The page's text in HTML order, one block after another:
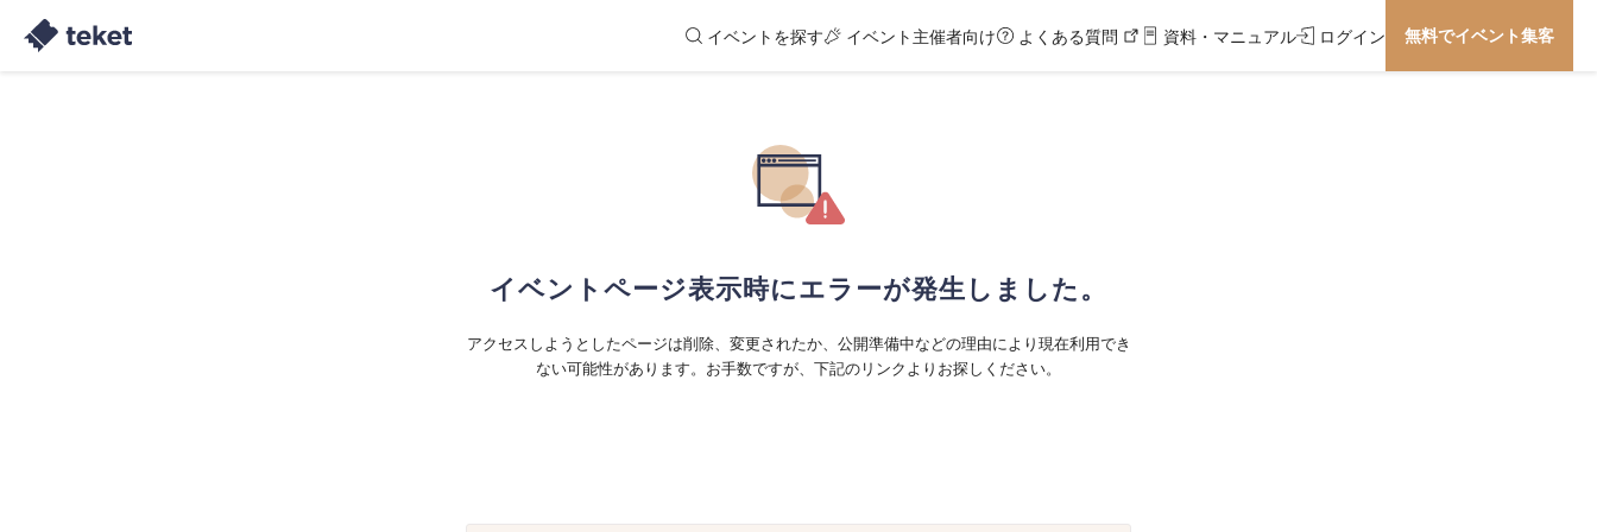
イベントを探す イベント主催者向け よくある質問 資料・マニュアル ログイン 無料でイベント集客
イベントページ表示時にエラーが発生しました。
アクセスしようとしたページは削除、変更されたか、公開準備中などの理由により現在利用でき
ない可能性があります。お手数ですが、下記のリンクよりお探しください。